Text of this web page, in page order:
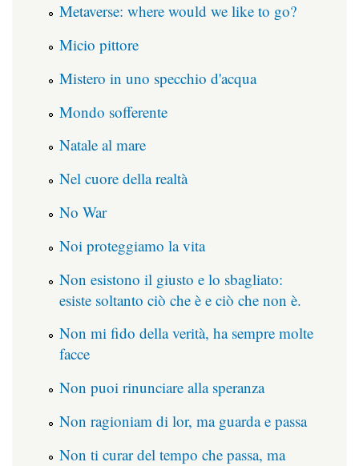
Metaverse: where would we like to go?
Micio pittore
Mistero in uno specchio d'acqua
Mondo sofferente
Natale al mare
Nel cuore della realtà
No War
Noi proteggiamo la vita
Non esistono il giusto e lo sbagliato:
esiste soltanto ciò che è e ciò che non è.
Non mi fido della verità, ha sempre molte
facce
Non puoi rinunciare alla speranza
Non ragioniam di lor, ma guarda e passa
Non ti curar del tempo che passa, ma